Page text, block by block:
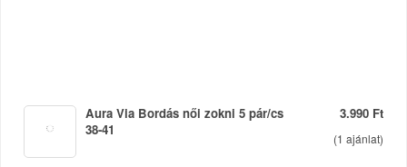
3.990 Ft
(1 ajánlat)
Aura Via Bordás női zokni 5 pár/cs
38-41